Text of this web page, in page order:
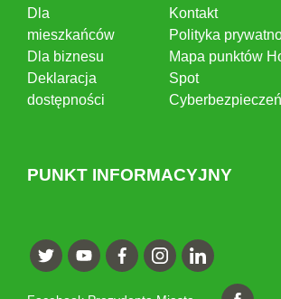
Dla
mieszkańców
Dla biznesu
Deklaracja
dostępności
Kontakt
Polityka
Mapa punktów
Spot
PUNKT INFORMACYJNY